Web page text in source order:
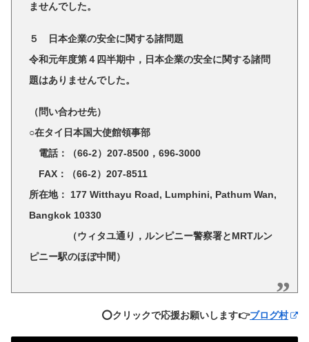
ませんでした。
５ 日本企業の安全に関する諸問題
令和元年度第４四半期中，日本企業の安全に関する諸問
題はありませんでした。
（問い合わせ先）
○在タイ日本国大使館領事部
電話：（66-2）207-8500，696-3000
FAX：（66-2）207-8511
所在地： 177 Witthayu Road, Lumphini, Pathum Wan,
Bangkok 10330
（ウィタユ通り，ルンピニー警察署とMRTルン
ピニー駅のほぼ中間）
⭕️クリックで応援お願いします👉ブログ村